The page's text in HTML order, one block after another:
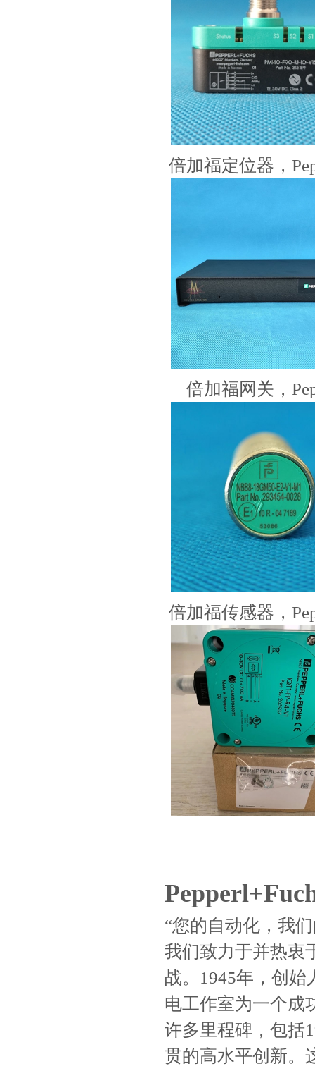
倍加福定位器，
倍加福网关，
倍加福传感器，
“您的自动化，我
我们致力于并热衷
战。1945年，创始
电工作室为一个成
许多里程碑，包括
贯的高水平创新。